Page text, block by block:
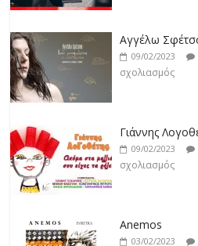
σχολιασμός
09/02/2023
σχολιασμός
09/02/2023
σχολιασμός
03/02/2023